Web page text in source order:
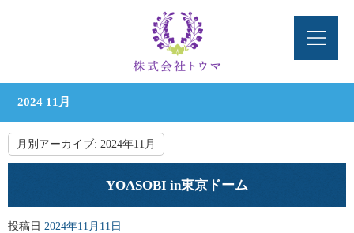
2024 11月
月別アーカイブ: 2024年11月
YOASOBI in東京ドーム
投稿日 2024年11月11日